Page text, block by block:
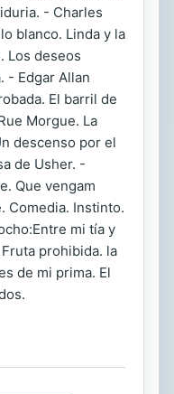
- Charles
blanco. Linda y la
Los deseos
- Edgar Allan
El barril de
Morgue. La
descenso por el
de Usher. -
Que vengam
Comedia. Instinto.
mi tía y
prohibida. la
de mi prima. El